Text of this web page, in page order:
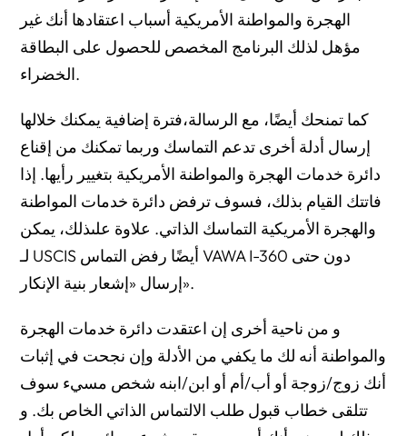
الهجرة والمواطنة الأمريكية أسباب اعتقادها أنك غير
مؤهل لذلك البرنامج المخصص للحصول على البطاقة
الخضراء.
كما تمنحك أيضًا، مع الرسالة،فترة إضافية يمكنك خلالها
إرسال أدلة أخرى تدعم التماسك وربما تمكنك من إقناع
دائرة خدمات الهجرة والمواطنة الأمريكية بتغيير رأيها. إذا
فاتتك القيام بذلك، فسوف ترفض دائرة خدمات المواطنة
والهجرة الأمريكية التماسك الذاتي. علاوة علىذلك، يمكن
لـ USCIS أيضًا رفض التماس VAWA I-360 دون حتى
إرسال «إشعار بنية الإنكار».
و من ناحية أخرى إن اعتقدت دائرة خدمات الهجرة
والمواطنة أنه لك ما يكفي من الأدلة وإن نجحت في إثبات
أنك زوج/زوجة أو أب/أم أو ابن/ابنه شخص مسيء سوف
تتلقى خطاب قبول طلب الالتماس الذاتي الخاص بك. و